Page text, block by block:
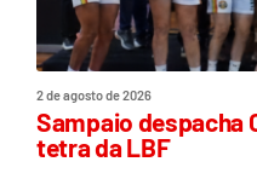
2 de agosto de 2026
Sampaio despacha
tetra da LBF